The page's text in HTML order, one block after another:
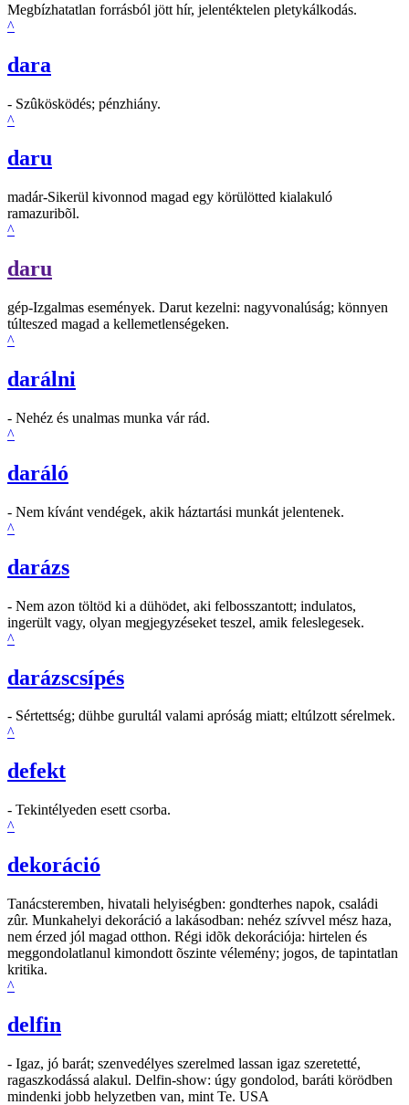
Megbízhatatlan forrásból jött hír, jelentéktelen pletykálkodás.
^
dara
- Szûkösködés; pénzhiány.
^
daru
madár-Sikerül kivonnod magad egy körülötted kialakuló
ramazuribõl.
^
daru
gép-Izgalmas események. Darut kezelni: nagyvonalúság; könnyen
túlteszed magad a kellemetlenségeken.
^
darálni
- Nehéz és unalmas munka vár rád.
^
daráló
- Nem kívánt vendégek, akik háztartási munkát jelentenek.
^
darázs
- Nem azon töltöd ki a dühödet, aki felbosszantott; indulatos,
ingerült vagy, olyan megjegyzéseket teszel, amik feleslegesek.
^
darázscsípés
- Sértettség; dühbe gurultál valami apróság miatt; eltúlzott sérelmek.
^
defekt
- Tekintélyeden esett csorba.
^
dekoráció
Tanácsteremben, hivatali helyiségben: gondterhes napok, családi
zûr. Munkahelyi dekoráció a lakásodban: nehéz szívvel mész haza,
nem érzed jól magad otthon. Régi idõk dekorációja: hirtelen és
meggondolatlanul kimondott õszinte vélemény; jogos, de tapintatlan
kritika.
^
delfin
- Igaz, jó barát; szenvedélyes szerelmed lassan igaz szeretetté,
ragaszkodássá alakul. Delfin-show: úgy gondolod, baráti körödben
mindenki jobb helyzetben van, mint Te. USA